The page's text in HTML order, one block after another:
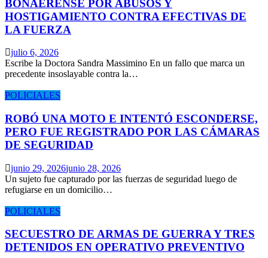
BONAERENSE POR ABUSOS Y
HOSTIGAMIENTO CONTRA EFECTIVAS DE
LA FUERZA
julio 6, 2026
Escribe la Doctora Sandra Massimino En un fallo que marca un
precedente insoslayable contra la…
POLICIALES
ROBÓ UNA MOTO E INTENTÓ ESCONDERSE,
PERO FUE REGISTRADO POR LAS CÁMARAS
DE SEGURIDAD
junio 29, 2026junio 28, 2026
Un sujeto fue capturado por las fuerzas de seguridad luego de
refugiarse en un domicilio…
POLICIALES
SECUESTRO DE ARMAS DE GUERRA Y TRES
DETENIDOS EN OPERATIVO PREVENTIVO